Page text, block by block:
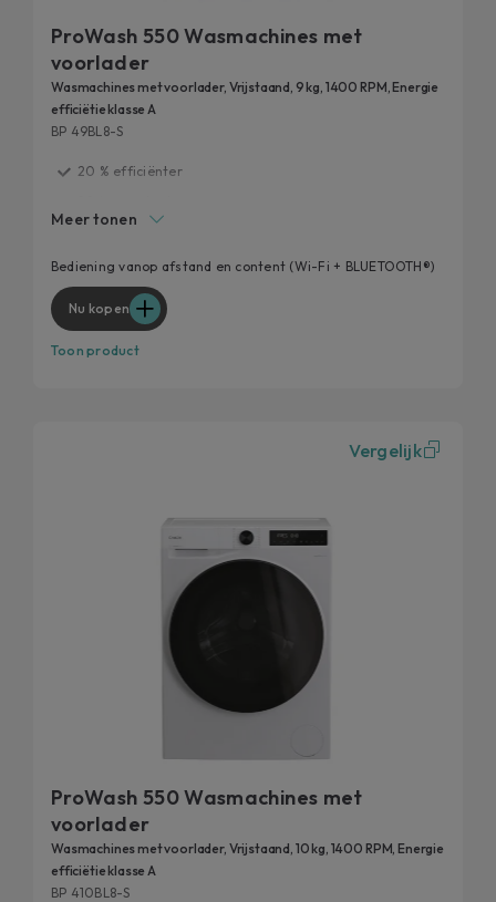
ProWash 550 Wasmachines met
voorlader
Wasmachines met voorlader, Vrijstaand, 9 kg, 1400 RPM, Energie
efficiëtie klasse A
BP 49BL8-S
20 % efficiënter
Een slimere Candy voor een betere gebruikerservaring
Verhoog de hygiëne van je wasmachine
Meer tonen
Bediening vanop afstand en content (Wi-Fi + BLUETOOTH®)
Nu kopen
Toon product
Vergelijk
ProWash 550 Wasmachines met
voorlader
Wasmachines met voorlader, Vrijstaand, 10 kg, 1400 RPM, Energie
efficiëtie klasse A
BP 410BL8-S